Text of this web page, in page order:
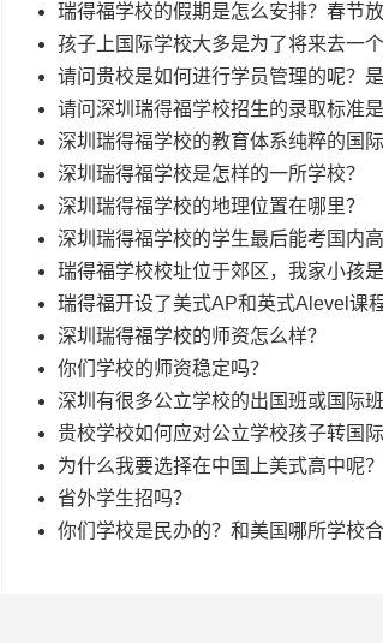
瑞得福学校的假期是怎么安排？春节放
孩子上国际学校大多是为了将来去一
请问贵校是如何进行学员管理的呢？
请问深圳瑞得福学校招生的录取标准是
深圳瑞得福学校的教育体系纯粹的国
深圳瑞得福学校是怎样的一所学校？
深圳瑞得福学校的地理位置在哪里？
深圳瑞得福学校的学生最后能考国内高
瑞得福学校校址位于郊区，我家小孩
瑞得福开设了美式AP和英式Alevel课
深圳瑞得福学校的师资怎么样？
你们学校的师资稳定吗？
深圳有很多公立学校的出国班或国际
贵校学校如何应对公立学校孩子转国际
为什么我要选择在中国上美式高中呢？
省外学生招吗？
你们学校是民办的？和美国哪所学校合